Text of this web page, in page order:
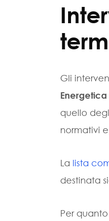
Gli
Energetica
quello
normativi
La lista
destinata
Per